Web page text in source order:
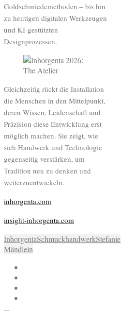
Goldschmiedemethoden – bis hin
zu heutigen digitalen Werkzeugen
und KI-gestützten
Designprozessen.
Gleichzeitig rückt die Installation
die Menschen in den Mittelpunkt,
deren Wissen, Leidenschaft und
Präzision diese Entwicklung erst
möglich machen. Sie zeigt, wie
sich Handwerk und Technologie
gegenseitig verstärken, um
Tradition neu zu denken und
weiterzuentwickeln.
inhorgenta.com
insight-inhorgenta.com
InhorgentaSchmuckhandwerkStefanie
Mändlein